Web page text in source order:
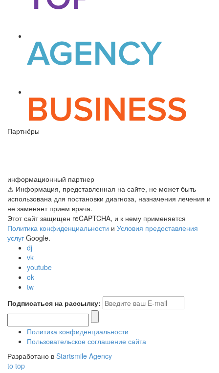
Партнёры
информационный партнер
⚠ Информация, представленная на сайте, не может быть
использована для постановки диагноза, назначения лечения и
не заменяет прием врача.
Этот сайт защищен reCAPTCHA, и к нему применяется
Политика конфиденциальности и Условия предоставления
услуг Google.
dj
vk
youtube
ok
tw
Подписаться на рассылку:
Политика конфиденциальности
Пользовательское соглашение сайта
Разработано в Startsmile Agency
to top